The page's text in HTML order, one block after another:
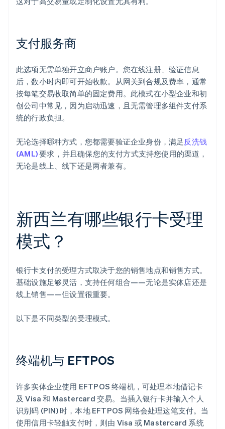
支付服务商
此选项无需单独开立商户账户。您在线注册、验证信息
后，数小时内即可开始收款。从网关到合规及费率，通常
按每笔交易收取简单的固定费用。此模式在小型企业和初
创公司中常见，因为启动迅速，且无需管理多组件支付系
统的行政负担。
无论选择哪种方式，您都需要验证企业身份，满足反洗钱
(AML)要求，并且确保您的支付方式支持您使用的渠道，
无论是线上、线下还是两者兼有。
新西兰有哪些银行卡受理
模式？
银行卡支付的受理方式取决于您的销售地点和销售方式。
基础设施足够灵活，支持任何组合——无论是实体店还是
线上销售——但设置很重要。
以下是不同类型的受理模式。
终端机与 EFTPOS
许多实体企业使用 EFTPOS 终端机，可处理本地借记卡
及 Visa 和 Mastercard 交易。当插入银行卡并输入个人
识别码 (PIN) 时，本地 EFTPOS 网络会处理这笔支付。当
使用信用卡轻触支付时，则由 Visa 或 Mastercard 系统